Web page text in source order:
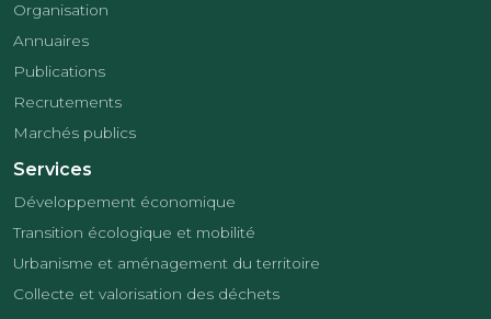
Organisation
Annuaires
Publications
Recrutements
Marchés publics
Services
Développement économique
Transition écologique et mobilité
Urbanisme et aménagement du territoire
Collecte et valorisation des déchets